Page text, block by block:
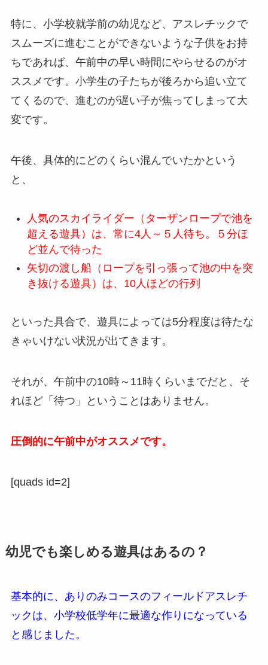
特に、小学校就学前の幼児など、アスレチックで
スムーズに進むことができないような子供をお持
ちであれば、午前中の早い時間にやらせるのがオ
ススメです。小学生の子たちが後ろから追い立て
てくるので、進むのが遅い子が焦ってしまって大
変です。
午後、具体的にどのくらい混んでいたかという
と、
人気のスカイライダー（ターザンロープで池を
超える遊具）は、常に4人～５人待ち。５分ほ
ど並んで待った
矢切の渡し船（ロープを引っ張って池の中を突
き抜ける遊具）は、10人ほどの行列
といった具合で、遊具によっては5分程度は待たな
きゃいけない状況が出てきます。
それが、午前中の10時～11時くらいまでだと、そ
れほど「待つ」ということはありません。
圧倒的に午前中がオススメです。
[quads id=2]
幼児でも楽しめる遊具はあるの？
基本的に、ありのみコースのフィールドアスレチ
ックは、小学校低学年に最適な作りになっている
と感じました。